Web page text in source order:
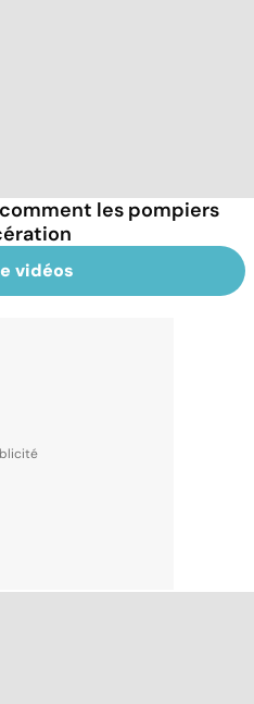
les pompiers
vidéos